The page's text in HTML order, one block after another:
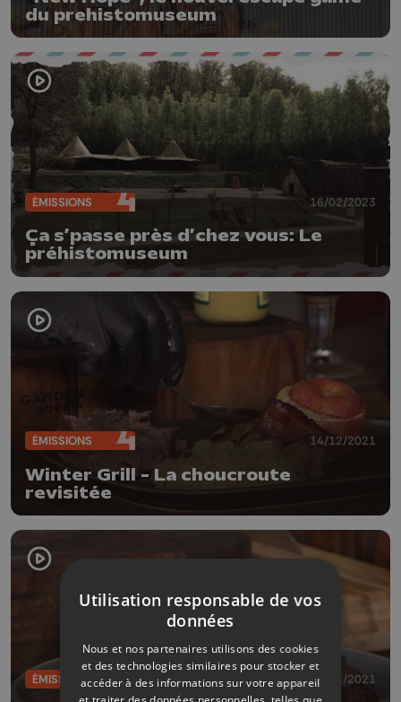
du prehistomuseum
ÉMISSIONS 16/02/2023
Ça s’passe près d’chez vous: Le
préhistomuseum
ÉMISSIONS 14/12/2021
Winter Grill - La choucroute
revisitée
ÉMISSIONS 07/12/2021
Utilisation responsable de vos
données
Nous et nos partenaires utilisons des cookies
et des technologies similaires pour stocker et
accéder à des informations sur votre appareil